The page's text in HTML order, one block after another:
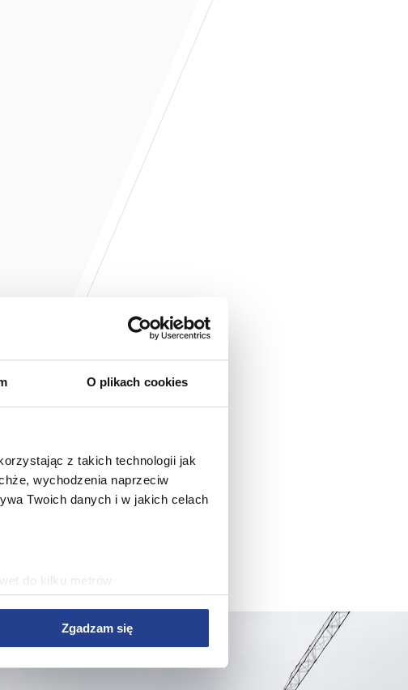
O plikach cookies
z takich technologii jak
wychodzenia naprzeciw
Twoich danych i w jakich celach
do kilku metrów
danych (fingerprinting, czyli
Zgadzam się